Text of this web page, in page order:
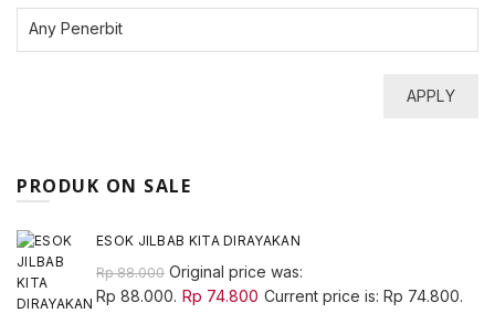
APPLY
PRODUK ON SALE
ESOK JILBAB KITA DIRAYAKAN
Rp88.000 Original price was:
Rp 88.000. Rp 74.800 Current price is: Rp 74.800.